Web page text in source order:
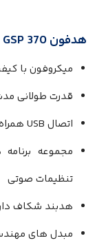
هدفون Sennheiser GSP 370 در یک نگاه
میکروفون با
قدرت طولانی مدت و
اتصال USB همراه با کمترین میزان تأخیر
مجموعه
تنظیمات صوتی
هدبند شکاف
مبدل های